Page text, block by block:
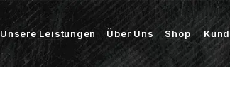
Unsere Leistungen Über Uns Shop